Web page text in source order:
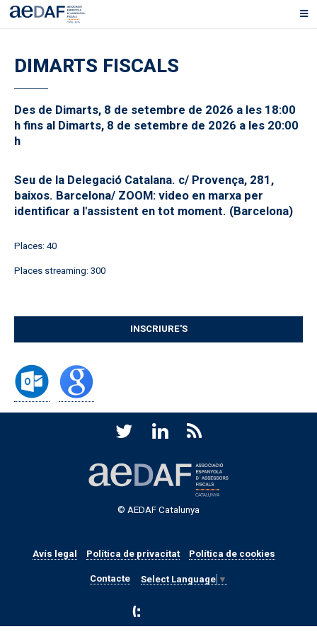
DIMARTS FISCALS
Des de Dimarts, 8 de setembre de 2026 a les 18:00
h fins al Dimarts, 8 de setembre de 2026 a les 20:00
h
Seu de la Delegació Catalana. c/ Provença, 281,
baixos. Barcelona/ ZOOM: video en marxa per
identificar a l'assistent en tot moment. (Barcelona)
Places: 40
Places streaming: 300
INSCRIURE'S
© AEDAF Catalunya
Avís legal Política de privacitat Política de cookies
Contacte Select Language ▼